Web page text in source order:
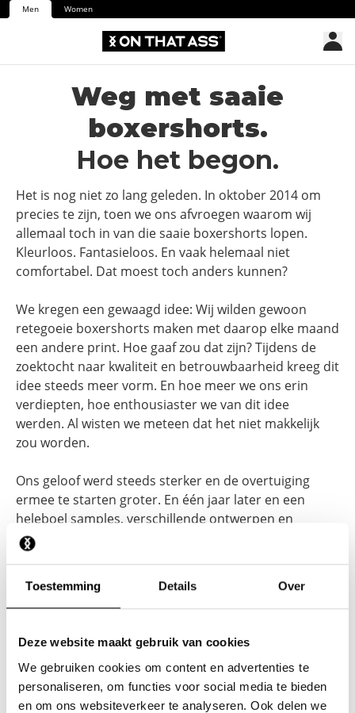
Toestemming Details Over
Deze website maakt gebruik van cookies
We gebruiken cookies om content en advertenties te
personaliseren, om functies voor social media te bieden
en om ons websiteverkeer te analyseren. Ook delen we
Men Women
Weg met saaie
boxershorts.
Hoe het begon.
Het is nog niet zo lang geleden. In oktober 2014 om
precies te zijn, toen we ons afvroegen waarom wij
allemaal toch in van die saaie boxershorts lopen.
Kleurloos. Fantasieloos. En vaak helemaal niet
comfortabel. Dat moest toch anders kunnen?
We kregen een gewaagd idee: Wij wilden gewoon
retegoeie boxershorts maken met daarop elke maand
een andere print. Hoe gaaf zou dat zijn? Tijdens de
zoektocht naar kwaliteit en betrouwbaarheid kreeg dit
idee steeds meer vorm. En hoe meer we ons erin
verdiepten, hoe enthousiaster we van dit idee
werden. Al wisten we meteen dat het niet makkelijk
zou worden.
Ons geloof werd steeds sterker en de overtuiging
ermee te starten groter. En één jaar later en een
heleboel samples, verschillende ontwerpen en
kritische blikken verder, was het dan zover: ON THAT
ASS was geboren.
Vanaf dat moment leven wij en onze members, elke
maand toe naar een nieuw ontwerp. Waarbij we de
We kijken naar muziekclips, soms uit lang vervlogen
tijden, of we doen inspiratie op tijdens een avondje
feestvieren in een wereldstad.